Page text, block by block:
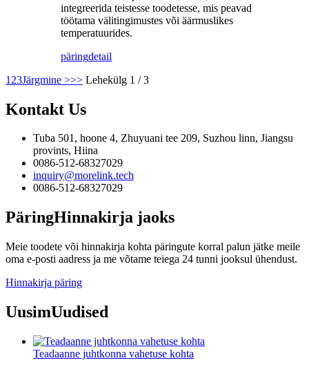
integreerida teistesse toodetesse, mis peavad
töötama välitingimustes või äärmuslikes
temperatuurides.
päringdetail
1 23Järgmine >>> Lehekülg 1 / 3
Kontakt Us
Tuba 501, hoone 4, Zhuyuani tee 209, Suzhou linn, Jiangsu
provints, Hiina
0086-512-68327029
inquiry@morelink.tech
0086-512-68327029
PäringHinnakirja jaoks
Meie toodete või hinnakirja kohta päringute korral palun jätke meile
oma e-posti aadress ja me võtame teiega 24 tunni jooksul ühendust.
Hinnakirja päring
UusimUudised
Teadaanne juhtkonna vahetuse kohta